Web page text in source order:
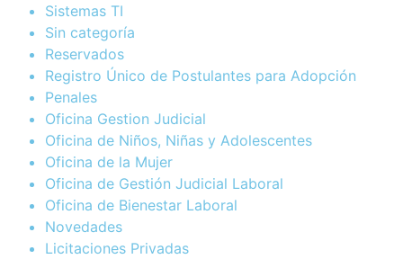
Sistemas TI
Sin categoría
Reservados
Registro Único de Postulantes para Adopción
Penales
Oficina Gestion Judicial
Oficina de Niños, Niñas y Adolescentes
Oficina de la Mujer
Oficina de Gestión Judicial Laboral
Oficina de Bienestar Laboral
Novedades
Licitaciones Privadas